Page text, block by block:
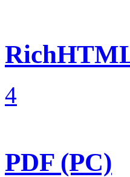
Supported by:-